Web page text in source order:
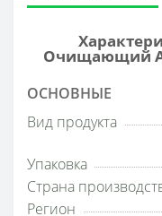
Очищающий
ОСНОВНЫЕ
Вид продукта
Упаковка
Страна
Регион